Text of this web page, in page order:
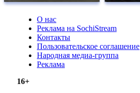
О нас
Реклама на SochiStream
Контакты
Пользовательское соглашение
Народная медиа-группа
Реклама
16+